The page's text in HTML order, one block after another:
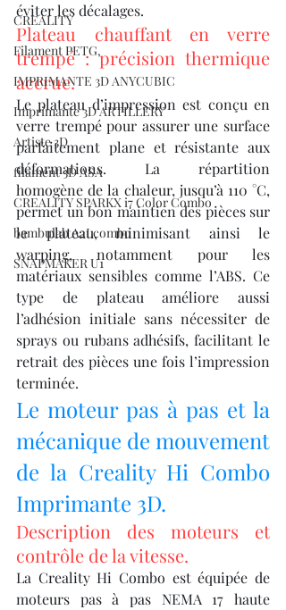
CREALITY
Filament PETG,
IMPRIMANTE 3D ANYCUBIC
Imprimante 3D ARTILLERY
Artiste 3D
filament 3D ASA
CREALITY SPARKX i7 Color Combo
bambulab A2Lcombo
SNAPMAKER U1
éviter les décalages.
Plateau chauffant en verre
trempé : précision thermique
accrue.
Le plateau d’impression est conçu en
verre trempé pour assurer une surface
parfaitement plane et résistante aux
déformations. La répartition
homogène de la chaleur, jusqu’à 110 °C,
permet un bon maintien des pièces sur
le plateau, minimisant ainsi le
warping, notamment pour les
matériaux sensibles comme l’ABS. Ce
type de plateau améliore aussi
l’adhésion initiale sans nécessiter de
sprays ou rubans adhésifs, facilitant le
retrait des pièces une fois l’impression
terminée.
Le moteur pas à pas et la
mécanique de mouvement
de la Creality Hi Combo
Imprimante 3D.
Description des moteurs et
contrôle de la vitesse.
La Creality Hi Combo est équipée de
moteurs pas à pas NEMA 17 haute